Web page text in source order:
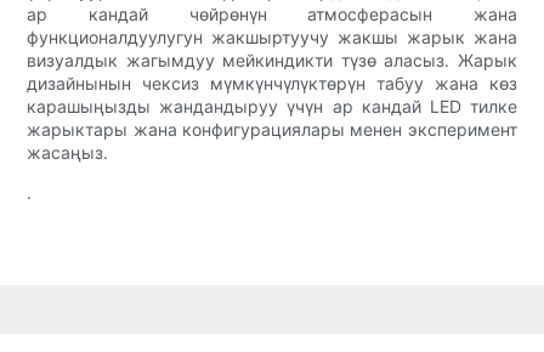
ар кандай чөйрөнүн атмосферасын жана
функционалдуулугун жакшыртуучу жакшы жарык жана
визуалдык жагымдуу мейкиндикти түзө аласыз. Жарык
дизайнынын чексиз мүмкүнчүлүктөрүн табуу жана көз
карашыңызды жандандыруу үчүн ар кандай LED тилке
жарыктары жана конфигурациялары менен эксперимент
жасаңыз.
.